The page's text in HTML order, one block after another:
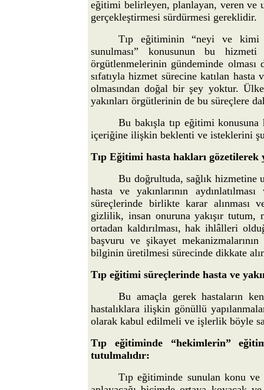
eğitimi belirleyen, planlayan, veren ve
gerçekleştirmesi sürdürmesi gereklidir.
Tıp eğitiminin “neyi ve kimi
sunulması” konusunun bu
örgütlenmelerinin gündeminde olması
sıfatıyla hizmet sürecine katılan
olmasından doğal bir şey yoktur.
yakınları örgütlerinin de bu süreçlere
Bu bakışla tıp eğitimi konusuna
içeriğine ilişkin beklenti ve isteklerini
Tıp Eğitimi hasta hakları gözetilerek
Bu doğrultuda, sağlık
hasta ve yakınlarının
süreçlerinde birlikte karar alınması
gizlilik, insan onuruna yakışır tutum,
ortadan kaldırılması, hak ihlâlleri
başvuru ve şikayet
bilginin üretilmesi sürecinde dikkate
Tıp eğitimi süreçlerinde hasta ve
Bu amaçla gerek hastaların
hastalıklara ilişkin gönüllü
olarak kabul edilmeli ve işlerlik böyle
Tıp eğitiminde “hekimlerin”
tutulmalıdır:
Tıp eğitiminde sunulan konu